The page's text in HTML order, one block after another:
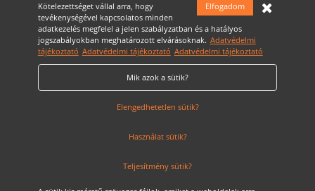
Felíratkozás a hírelevélre
Adatvédelmi nyilatkozatot
Elfogadom
Kötelezettséget vállal arra, hogy
tevékenységével kapcsolatos minden
adatkezelés megfelel a jelen szabályzatban és a hatályos
jogszabályokban meghatározott elvárásoknak. Adatvédelmi
tájékoztató Adatvédelmi tájékoztató Adatvédelmi tájékoztató
Mik azok a sütik?
Elengedhetetlen sütik?
Használat sütik?
Teljesítmény sütik?